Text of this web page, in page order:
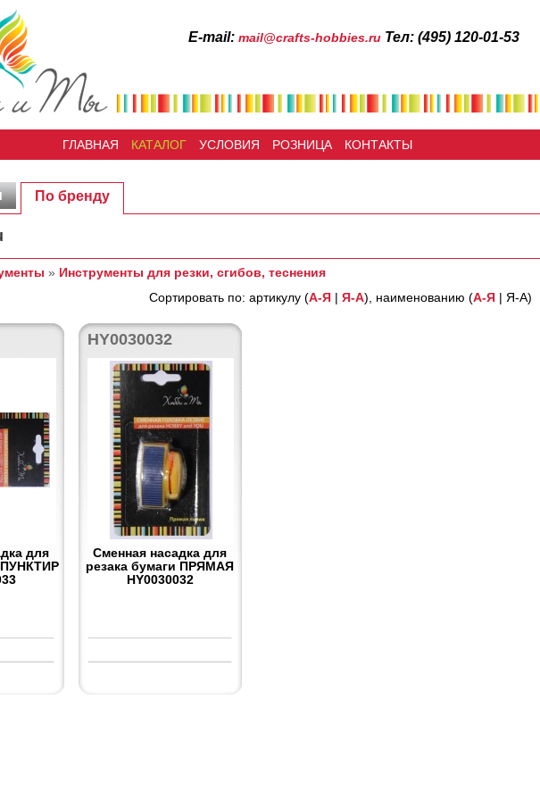
Е-mail: mail@crafts-hobbies.ruТел: (495) 120-01-53
ГЛАВНАЯ КАТАЛОГ УСЛОВИЯ РОЗНИЦА КОНТАКТЫ
По бренду
» Инструменты для резки, сгибов, теснения
Сортировать по: артикулу (А-Я| Я-А), наименованию (А-Я| Я-А)
для
ПУНКТИР
HY0030032
Сменная насадка для
резака бумаги ПРЯМАЯ
HY0030032